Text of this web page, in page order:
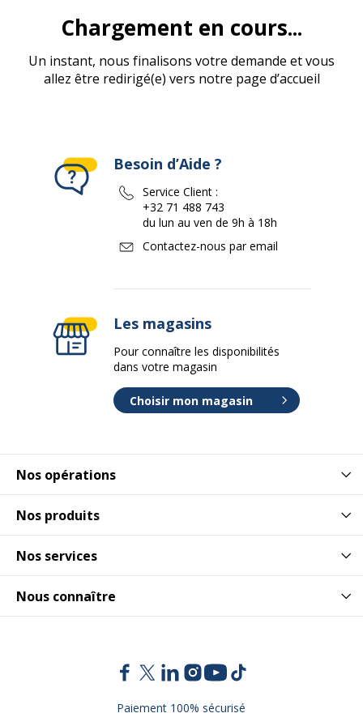
Chargement en cours...
Un instant, nous finalisons votre demande et vous
allez être redirigé(e) vers notre page d’accueil
Nos opérations
Nos produits
Nos services
Nous connaître
Besoin d’Aide ?
Service Client :
+32 71 488 743
du lun au ven de 9h à 18h
Contactez-nous par email
Les magasins
Pour connaître les disponibilités
dans votre magasin
Choisir mon magasin
Paiement 100% sécurisé